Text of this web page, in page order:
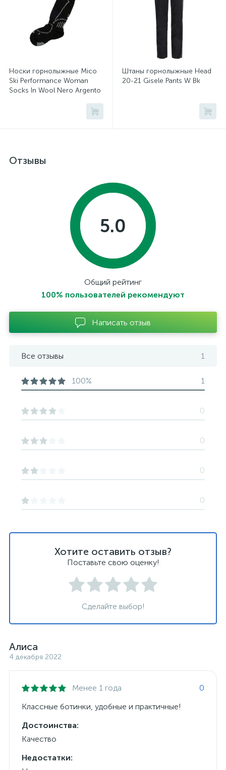
Носки горнолыжные Mico
Ski Performance Woman
Socks In Wool Nero Argento
Штаны горнолыжные Head
20-21 Gisele Pants W Bk
Отзывы
Хотите оставить отзыв?
Поставьте свою оценку!
Сделайте выбор!
Алиса
4 декабря 2022
Менее 1 года
0
Классные ботинки, удобные и практичные!
Достоинства:
Качество
Недостатки:
5.0
Общий рейтинг
100% пользователей рекомендуют
Написать отзыв
Все отзывы 1
100% 1
0
0
0
0